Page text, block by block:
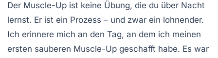
Der Muscle-Up ist keine Übung, die du über Nacht
lernst. Er ist ein Prozess – und zwar ein lohnender.
Ich erinnere mich an den Tag, an dem ich meinen
ersten sauberen Muscle-Up geschafft habe. Es war